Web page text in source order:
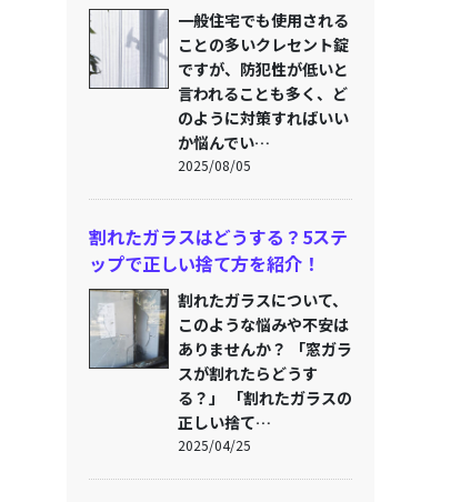
一般住宅でも使用される
ことの多いクレセント錠
ですが、防犯性が低いと
言われることも多く、ど
のように対策すればいい
か悩んでい…
2025/08/05
割れたガラスはどうする？5ステ
ップで正しい捨て方を紹介！
割れたガラスについて、
このような悩みや不安は
ありませんか？ 「窓ガラ
スが割れたらどうす
る？」 「割れたガラスの
正しい捨て…
2025/04/25